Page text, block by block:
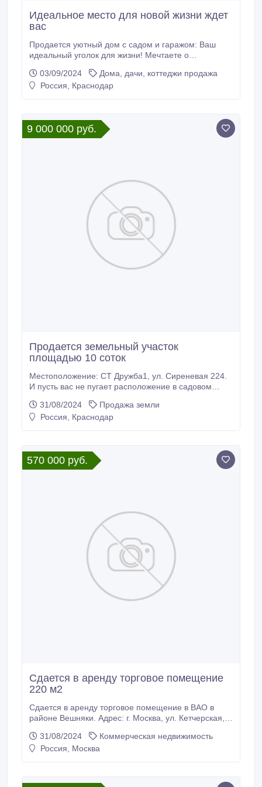
Идеальное место для новой жизни ждет
вас
Продается уютный дом с садом и гаражом: Ваш
идеальный уголок для жизни! Мечтаете о
природой, иметь свой сад и огород, но не хотите
жертвовать комфортом и удобством? Предлагаем
зеленом районе, вдали от городской суеты.
03/09/2024
Дома, дачи, коттеджи продажа
Россия, Краснодар
9 000 000 руб.
Продается земельный участок
площадью 10 соток
Местоположение: СТ Дружба1, ул. Сиреневая 224.
И пусть вас не пугает расположение в садовом
обходом, который уже сейчас называют новым
центом города. Вы ищете идеальное место для
замечательный земельный участок! Площадь 10
соток - достаточно места для воплощения всех
ваших архитектурных замыслов и создания
31/08/2024
Продажа земли
Россия, Краснодар
570 000 руб.
Сдается в аренду торговое помещение
220 м2
Сдается в аренду торговое помещение в ВАО в
районе Вешняки. Адрес: г. Москва, ул. Кетчерская,
этаже. Помещение расположено в отдельно-
стоящем здании, погрузка-разгрузка,
мощность – 80 кВт.
31/08/2024
Коммерческая недвижимость
Россия, Москва